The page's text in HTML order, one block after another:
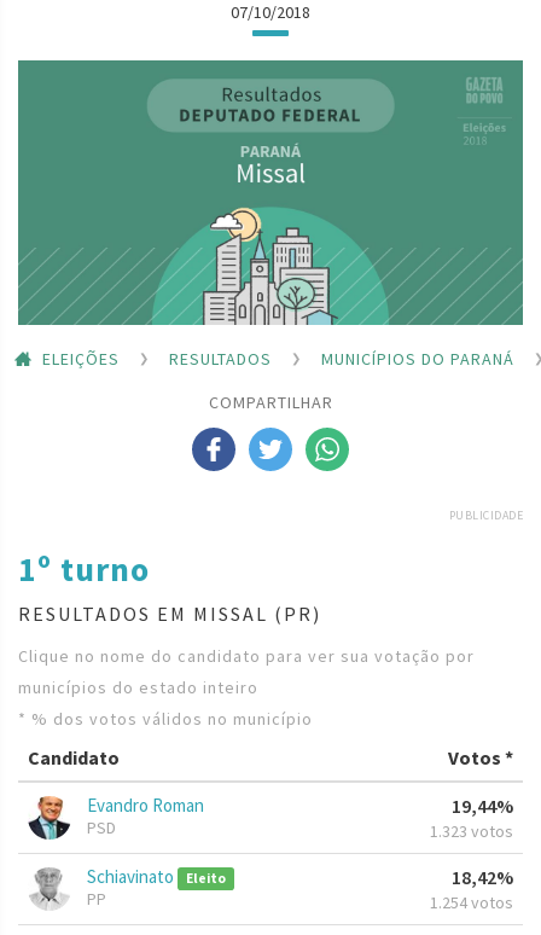
07/10/2018
ELEIÇÕES RESULTADOS
MUNICÍPIOS DO PARANÁ
COMPARTILHAR
PUBLICIDADE
1º turno
RESULTADOS EM MISSAL (PR)
Clique no nome do candidato para ver sua votação por
municípios do estado inteiro
* % dos votos válidos no município
Candidato Votos *
Evandro Roman
PSD
19,44%
1.323 votos
Schiavinato Eleito
PP
18,42%
1.254 votos